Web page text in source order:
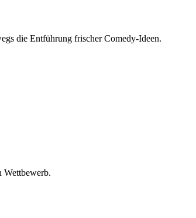
die Entführung frischer Comedy-Ideen.
Wettbewerb.